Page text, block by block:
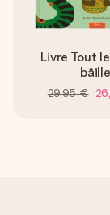
Livre Tout
bâille
29,95 €